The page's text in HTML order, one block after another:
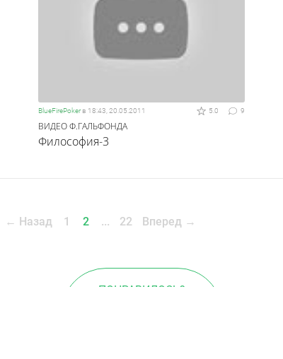
BlueFirePokerв 18:43, 20.05.2011 9
5.0
ВИДЕО Ф.ГАЛЬФОНДА
Философия-3
← Назад 1 2 ... 22 Вперед →
ПОНРАВИЛОСЬ?